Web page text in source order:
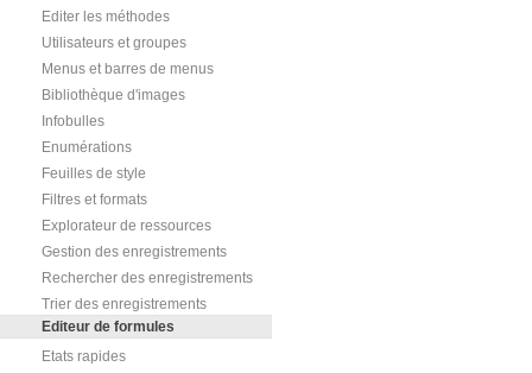
Editer les méthodes
Utilisateurs et groupes
Menus et barres de menus
Bibliothèque d'images
Infobulles
Enumérations
Feuilles de style
Filtres et formats
Explorateur de ressources
Gestion des enregistrements
Rechercher des enregistrements
Trier des enregistrements
Editeur de formules
Etats rapides